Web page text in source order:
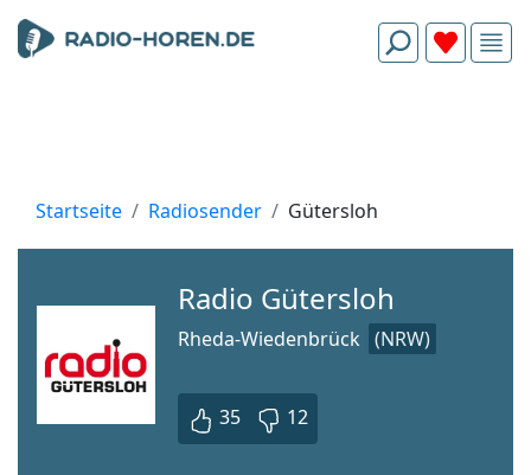
Startseite Radiosender Gütersloh
Radio Gütersloh
Rheda-Wiedenbrück (NRW)
35 12